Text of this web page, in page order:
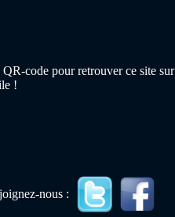
QR-code pour retrouver ce site sur
!
nous :